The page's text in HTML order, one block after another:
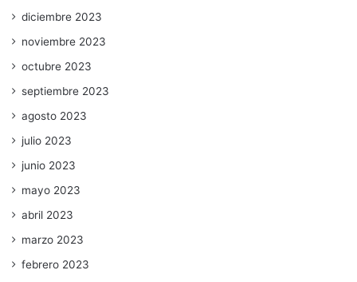
diciembre 2023
noviembre 2023
octubre 2023
septiembre 2023
agosto 2023
julio 2023
junio 2023
mayo 2023
abril 2023
marzo 2023
febrero 2023